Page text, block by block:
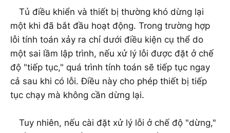
Tủ điều khiển và thiết bị thường khó dừng lại
một khi đã bắt đầu hoạt động. Trong trường hợp
lỗi tính toán xảy ra chỉ dưới điều kiện cụ thể do
một sai lầm lập trình, nếu xử lý lỗi được đặt ở chế
độ "tiếp tục," quá trình tính toán sẽ tiếp tục ngay
cả sau khi có lỗi. Điều này cho phép thiết bị tiếp
tục chạy mà không cần dừng lại.
Tuy nhiên, nếu cài đặt xử lý lỗi ở chế độ "dừng,"